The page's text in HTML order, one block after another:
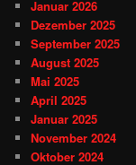
Januar 2026
Dezember 2025
September 2025
August 2025
Mai 2025
April 2025
Januar 2025
November 2024
Oktober 2024